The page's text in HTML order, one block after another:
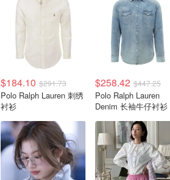
$184.10 $291.73
Polo Ralph Lauren 刺绣
衬衫
$258.42 $447.25
Polo Ralph Lauren
Denim 长袖牛仔衬衫